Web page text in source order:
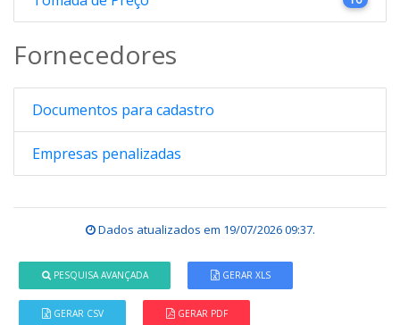
Fornecedores
Documentos para cadastro
Empresas penalizadas
Dados atualizados em 19/07/2026 09:37.
PESQUISA AVANÇADA GERAR XLS
GERAR CSV GERAR PDF